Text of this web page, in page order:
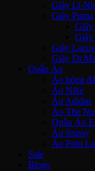
Giày Li-
Giày Puma
Giày
Giày
Giày
Giày
Quần Áo
Áo bóng đá
Áo Nike
Áo Adidas
Áo The
Quần Áo
Áo Stussy
Áo Polo
Sale
Blogs